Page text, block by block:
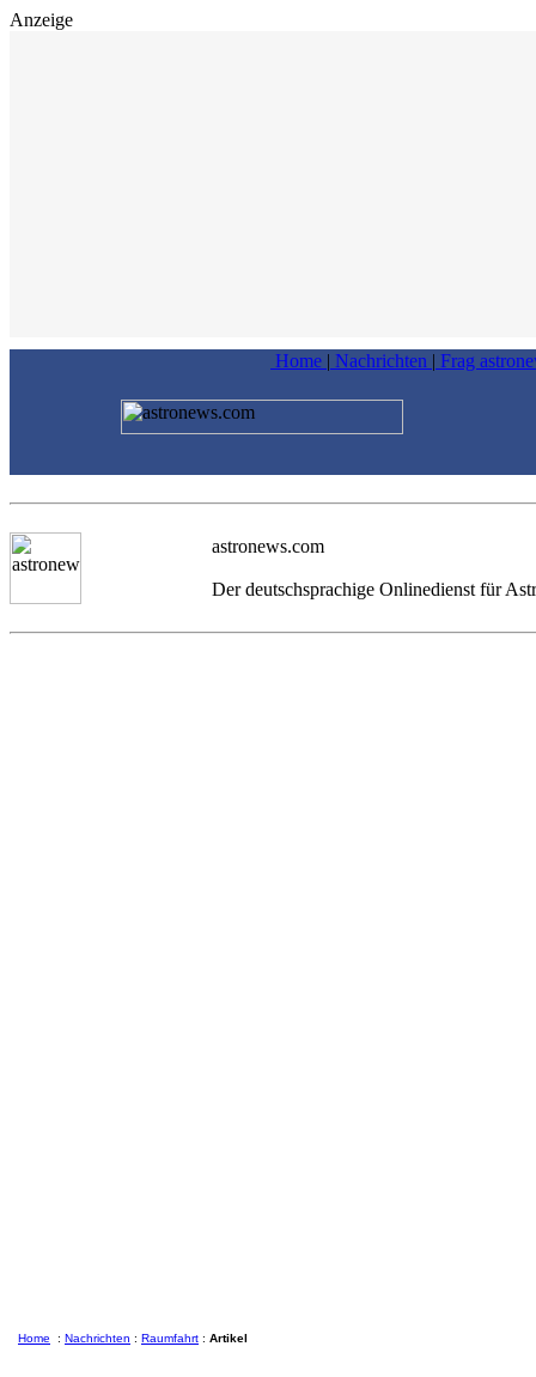
Anzeige
Home | Nachrichten | Frag
astronews.com
Der deutschsprachige Onlinedienst für
Home : Nachrichten : Raumfahrt : Artikel